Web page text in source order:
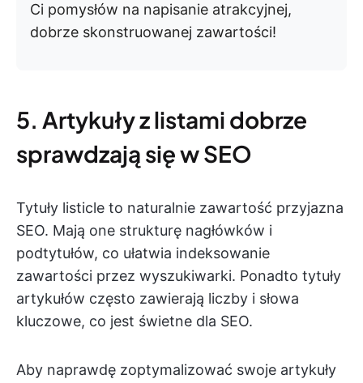
Ci pomysłów na napisanie atrakcyjnej,
dobrze skonstruowanej zawartości!
5. Artykuły z listami dobrze
sprawdzają się w SEO
Tytuły listicle to naturalnie zawartość przyjazna
SEO. Mają one strukturę nagłówków i
podtytułów, co ułatwia indeksowanie
zawartości przez wyszukiwarki. Ponadto tytuły
artykułów często zawierają liczby i słowa
kluczowe, co jest świetne dla SEO.
Aby naprawdę zoptymalizować swoje artykuły